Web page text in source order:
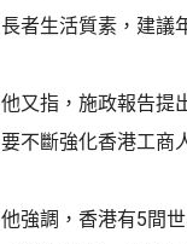
長者生活質素，建議
他又指，施政報告提
要不斷強化香港工商
他強調，香港有5間